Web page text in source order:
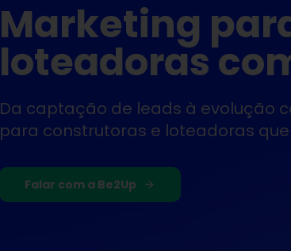
Marketing
loteadoras
Da captação de leads à evolução
para construtoras e loteadoras
Falar com a Be2Up